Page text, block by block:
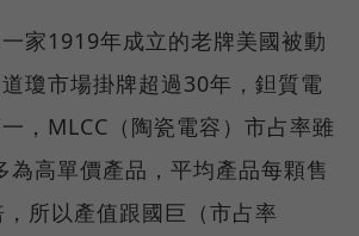
家1919年成立的老牌美國被動
瓊市場掛牌超過30年，鉭質電
，MLCC（陶瓷電容）市占率雖
為高單價產品，平均產品每顆售
所以產值跟國巨（市占率